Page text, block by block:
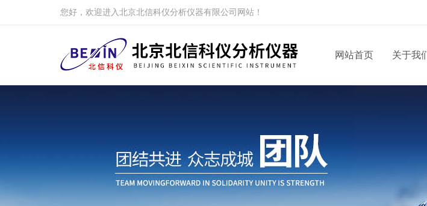
您好，欢迎进入北京北信科仪分析仪器有限公司网站！
网站首页 关于我